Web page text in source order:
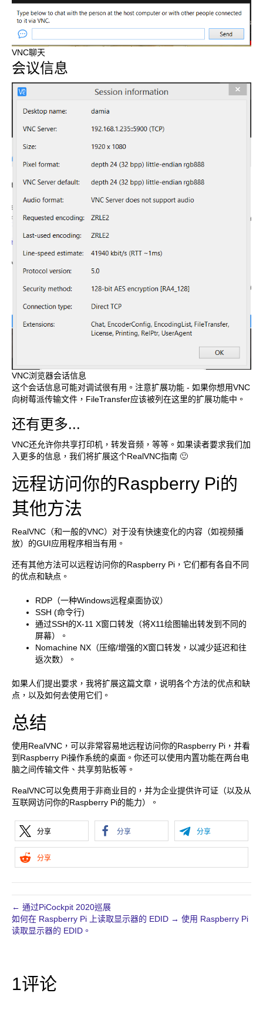
VNC聊天
会议信息
VNC浏览器会话信息
这个会话信息可能对调试很有用。注意扩展功能 - 如果你想用VNC
向树莓派传输文件，FileTransfer应该被列在这里的扩展功能中。
还有更多...
VNC还允许你共享打印机，转发音频，等等。如果读者要求我们加
入更多的信息，我们将扩展这个RealVNC指南 🙂
远程访问你的Raspberry Pi的
其他方法
RealVNC（和一般的VNC）对于没有快速变化的内容（如视频播
放）的GUI应用程序相当有用。
还有其他方法可以远程访问你的Raspberry Pi，它们都有各自不同
的优点和缺点。
RDP（一种Windows远程桌面协议）
SSH (命令行)
通过SSH的X-11 X窗口转发（将X11绘图输出转发到不同的
屏幕）。
Nomachine NX（压缩/增强的X窗口转发，以减少延迟和往
返次数）。
如果人们提出要求，我将扩展这篇文章，说明各个方法的优点和缺
点，以及如何去使用它们。
总结
使用RealVNC，可以非常容易地远程访问你的Raspberry Pi，并看
到Raspberry Pi操作系统的桌面。你还可以使用内置功能在两台电
脑之间传输文件、共享剪贴板等。
RealVNC可以免费用于非商业目的，并为企业提供许可证（以及从
互联网访问你的Raspberry Pi的能力）。
分享 分享 分享
分享
← 通过PiCockpit 2020巡展
如何在 Raspberry Pi 上读取显示器的 EDID → 使用 Raspberry Pi
读取显示器的 EDID。
1评论